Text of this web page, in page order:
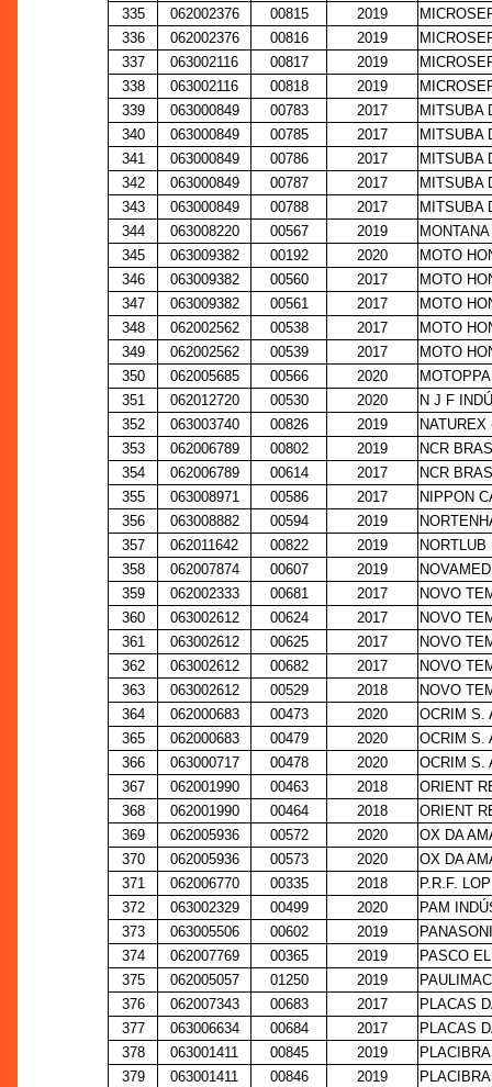
335
062002376 00815 2019
336
062002376 00816 2019
337
063002116 00817 2019
338
063002116 00818 2019
339
063000849 00783 2017
MITSUBA
340
063000849 00785 2017
MITSUBA
341
063000849 00786 2017
MITSUBA
342
063000849 00787 2017
MITSUBA
343
063000849 00788 2017
MITSUBA
344
063008220 00567 2019
345
063009382 00192 2020
MOTO
346
063009382 00560 2017
MOTO
347
063009382 00561 2017
MOTO
348
062002562 00538 2017
MOTO
349
062002562 00539 2017
MOTO
350
062005685 00566 2020
351
062012720 00530 2020
N J F
352
063003740 00826 2019
353
062006789 00802 2019
NCR
354
062006789 00614 2017
NCR
355
063008971 00586 2017
NIPPON
356
063008882 00594 2019
357
062011642 00822 2019
358
062007874 00607 2019
359
062002333 00681 2017
NOVO
360
063002612 00624 2017
NOVO
361
063002612 00625 2017
NOVO
362
063002612 00682 2017
NOVO
363
063002612 00529 2018
NOVO
364
062000683 00473 2020
OCRIM S.
365
062000683 00479 2020
OCRIM S.
366
063000717 00478 2020
OCRIM S.
367
062001990 00463 2018
ORIENT
368
062001990 00464 2018
ORIENT
369
062005936 00572 2020
OX DA
370
062005936 00573 2020
OX DA
371
062006770 00335 2018
P.R.F.
372
063002329 00499 2020
PAM
373
063005506 00602 2019
374
062007769 00365 2019
PASCO
375
062005057 01250 2019
376
062007343 00683 2017
PLACAS
377
063006634 00684 2017
PLACAS
378
063001411 00845 2019
379
063001411 00846 2019